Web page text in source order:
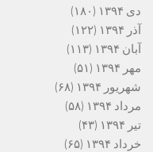
دی ۱۳۹۴
(۱۸۰)
آذر ۱۳۹۴
(۱۲۲)
آبان ۱۳۹۴
(۱۱۳)
مهر ۱۳۹۴
(۵۱)
شهریور ۱۳۹۴
(۶۸)
مرداد ۱۳۹۴
(۵۸)
تیر ۱۳۹۴
(۴۳)
خرداد ۱۳۹۴
(۶۵)